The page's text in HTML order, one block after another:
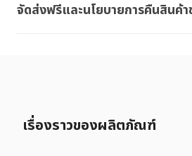
จัดส่งฟรีและนโยบายการคืนสินค้า
เรื่องราวของผลิตภัณฑ์